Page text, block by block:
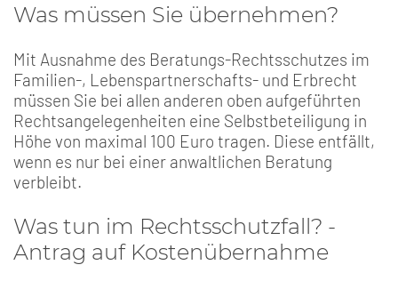
Was müssen Sie übernehmen?
Mit Ausnahme des Beratungs-Rechtsschutzes im
Familien-, Lebenspartnerschafts- und Erbrecht
müssen Sie bei allen anderen oben aufgeführten
Rechtsangelegenheiten eine Selbstbeteiligung in
Höhe von maximal 100 Euro tragen. Diese entfällt,
wenn es nur bei einer anwaltlichen Beratung
verbleibt.
Was tun im Rechtsschutzfall? -
Antrag auf Kostenübernahme